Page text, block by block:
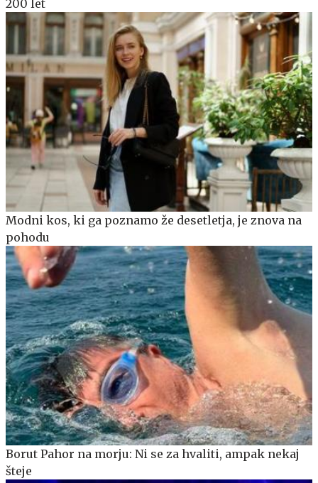
200 let
Modni kos, ki ga poznamo že desetletja, je znova na
pohodu
Borut Pahor na morju: Ni se za hvaliti, ampak nekaj
šteje